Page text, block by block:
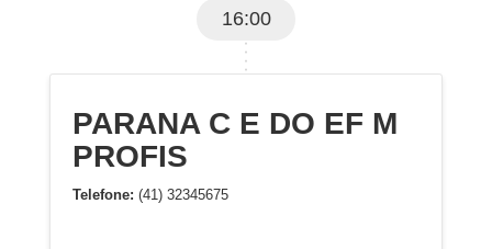
16:00
PARANA C E DO EF M
PROFIS
Telefone: (41) 32345675